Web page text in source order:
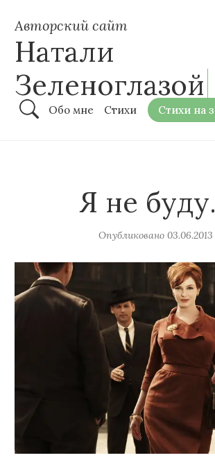
Авторский сайт
Натали
Зеленоглазой
Обо мне Стихи Стихи на
Я не
Опубликовано 03.06.2013